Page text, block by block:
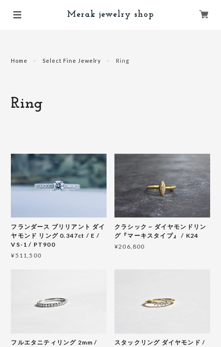
Merak jewelry shop
Home Select Fine Jewelry Ring
Ring
フランダース ブリリアント ダイ
ヤモンド リング 0.347ct / E /
VS-1 / PT900
¥511,500
クラシック ~ ダイヤモンドリン
グ『マーキスタイプ』 / K24
¥206,800
フルエタニティリング 2mm /
スタックリング ダイヤモンド /